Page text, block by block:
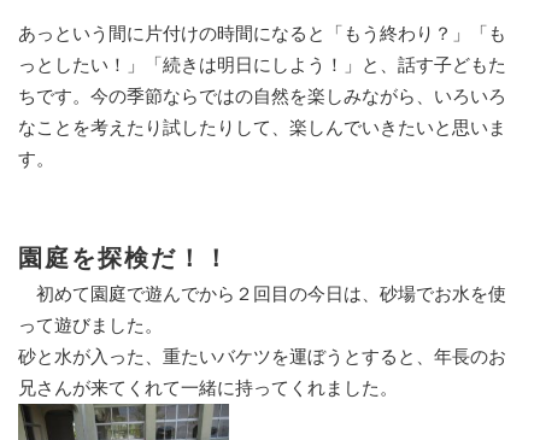
あっという間に片付けの時間になると「もう終わり？」「も
っとしたい！」「続きは明日にしよう！」と、話す子どもた
ちです。今の季節ならではの自然を楽しみながら、いろいろ
なことを考えたり試したりして、楽しんでいきたいと思いま
す。
園庭を探検だ！！
初めて園庭で遊んでから２回目の今日は、砂場でお水を使
って遊びました。
砂と水が入った、重たいバケツを運ぼうとすると、年長のお
兄さんが来てくれて一緒に持ってくれました。